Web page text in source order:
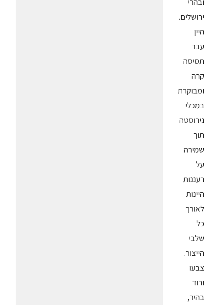
ירושלים.
היין
עבר
תסיסה
קרה
ומבוקרת
במכלי
נירוסטה
תוך
שמירה
על
רעננות
היינות
לאורך
כל
שלבי
הייצור.
צבעו
ורוד
בהיר,